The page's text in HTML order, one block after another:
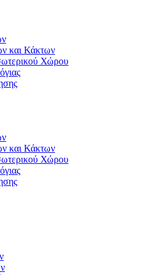
και Κάκτων
Χώρου
και Κάκτων
Χώρου